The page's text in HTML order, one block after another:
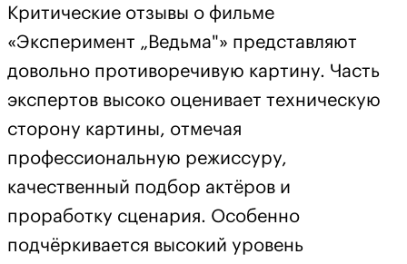
Критические отзывы о фильме
«Эксперимент „Ведьма"» представляют
довольно противоречивую картину. Часть
экспертов высоко оценивает техническую
сторону картины, отмечая
профессиональную режиссуру,
качественный подбор актёров и
проработку сценария. Особенно
подчёркивается высокий уровень